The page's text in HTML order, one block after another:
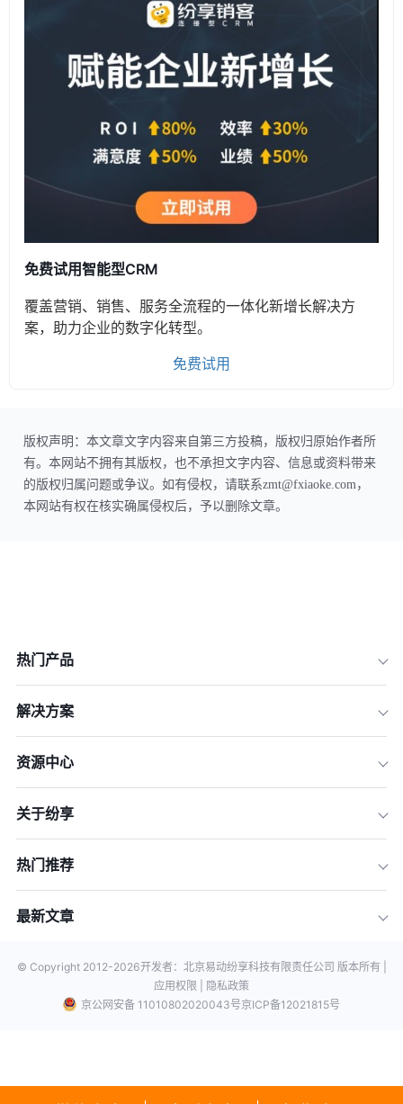
免费试用智能型CRM
覆盖营销、销售、服务全流程的一体化新增长解决方
案，助力企业的数字化转型。
免费试用
版权声明：本文章文字内容来自第三方投稿，版权归原始作者所
有。本网站不拥有其版权，也不承担文字内容、信息或资料带来
的版权归属问题或争议。如有侵权，请联系zmt@fxiaoke.com，
本网站有权在核实确属侵权后，予以删除文章。
热门产品
解决方案
资源中心
关于纷享
热门推荐
最新文章
© Copyright 2012-2026开发者：北京易动纷享科技有限责任公司 版本所有 |
应用权限 |
隐私政策
京公网安备 11010802020043号京ICP备12021815号